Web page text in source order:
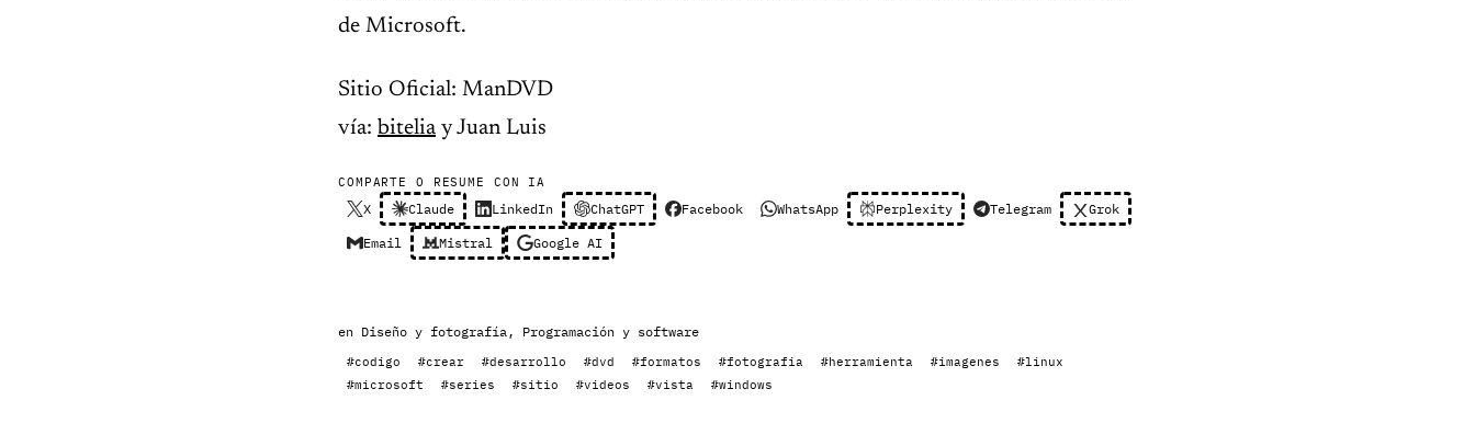
de Microsoft.
Sitio Oficial: ManDVD
vía: bitelia y Juan Luis
COMPARTE O RESUME CON IA
X Claude LinkedIn ChatGPT Facebook WhatsApp Perplexity Telegram Grok
Email Mistral Google AI
en Diseño y fotografía, Programación y software
#codigo #crear #desarrollo #dvd #formatos #fotografia #herramienta #imagenes
#linux
#microsoft
#series #sitio #videos #vista #windows